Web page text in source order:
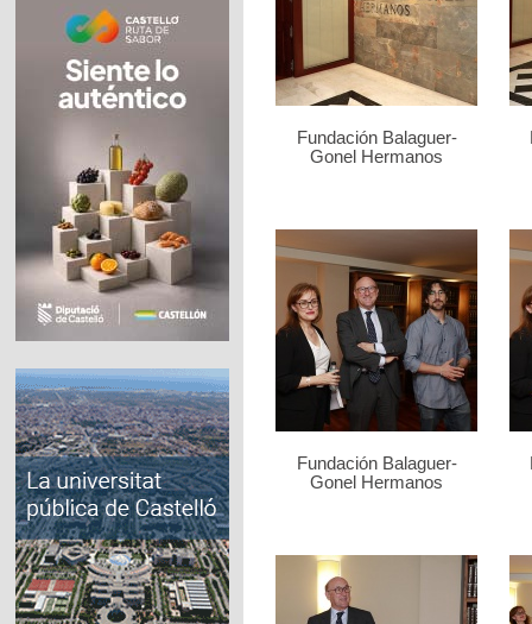
Fundación Balaguer-
Gonel Hermanos
Fundación Balaguer-
Gonel Hermanos